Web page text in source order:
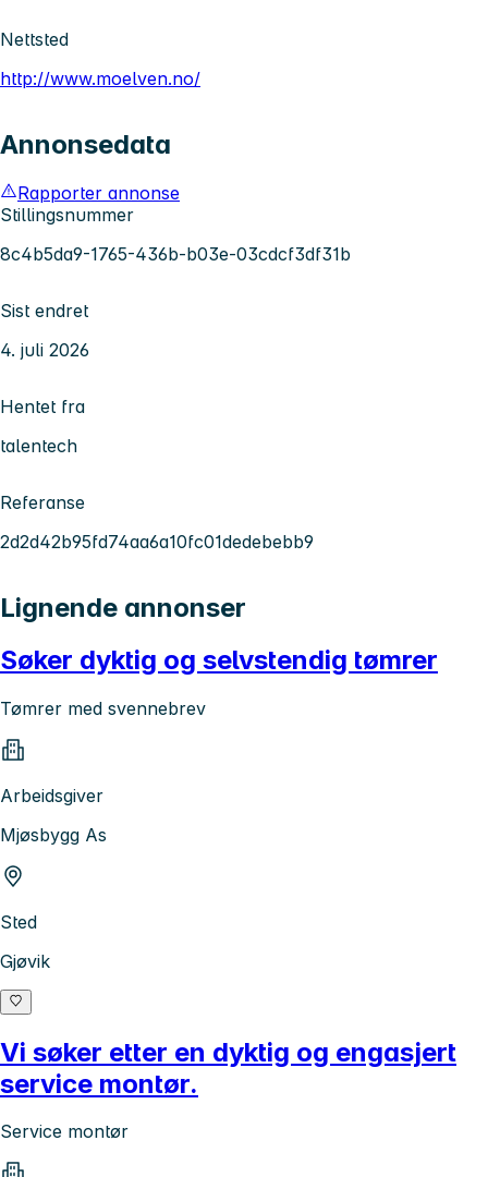
Nettsted
http://www.moelven.no/
Annonsedata
Rapporter annonse
Stillingsnummer
8c4b5da9-1765-436b-b03e-03cdcf3df31b
Sist endret
4. juli 2026
Hentet fra
talentech
Referanse
2d2d42b95fd74aa6a10fc01dedebebb9
Lignende annonser
Søker dyktig og selvstendig tømrer
Tømrer med svennebrev
Arbeidsgiver
Mjøsbygg As
Sted
Gjøvik
Vi søker etter en dyktig og engasjert
service montør.
Service montør